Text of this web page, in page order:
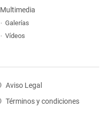
Multimedia
Galerías
Vídeos
Aviso Legal
Términos y condiciones